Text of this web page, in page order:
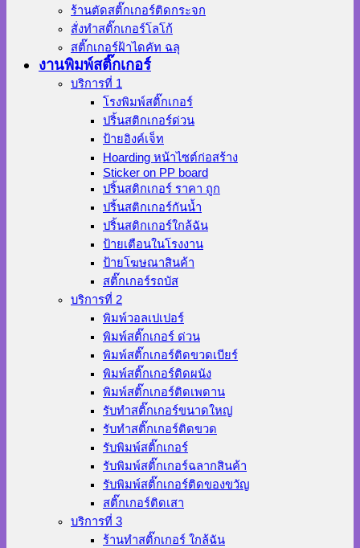
ร้านตัดสติ๊กเกอร์ติดกระจก
สั่งทําสติ๊กเกอร์โลโก้
สติ๊กเกอร์ฝ้าไดคัท ฉลุ
งานพิมพ์สติ๊กเกอร์
บริการที่ 1
โรงพิมพ์สติ๊กเกอร์
ปริ้นสติกเกอร์ด่วน
ป้ายอิงค์เจ็ท
Hoarding หน้าไซต์ก่อสร้าง
Sticker on PP board
ปริ้นสติกเกอร์ ราคา ถูก
ปริ้นสติกเกอร์กันน้ำ
ปริ้นสติกเกอร์ใกล้ฉัน
ป้ายเตือนในโรงงาน
ป้ายโฆษณาสินค้า
สติ๊กเกอร์รถบัส
บริการที่ 2
พิมพ์วอลเปเปอร์
พิมพ์สติ๊กเกอร์ ด่วน
พิมพ์สติ๊กเกอร์ติดขวดเบียร์
พิมพ์สติ๊กเกอร์ติดผนัง
พิมพ์สติ๊กเกอร์ติดเพดาน
รับทำสติ๊กเกอร์ขนาดใหญ่
รับทำสติ๊กเกอร์ติดขวด
รับพิมพ์สติ๊กเกอร์
รับพิมพ์สติ๊กเกอร์ฉลากสินค้า
รับพิมพ์สติ๊กเกอร์ติดของขวัญ
สติ๊กเกอร์ติดเสา
บริการที่ 3
ร้านทําสติ๊กเกอร์ ใกล้ฉัน